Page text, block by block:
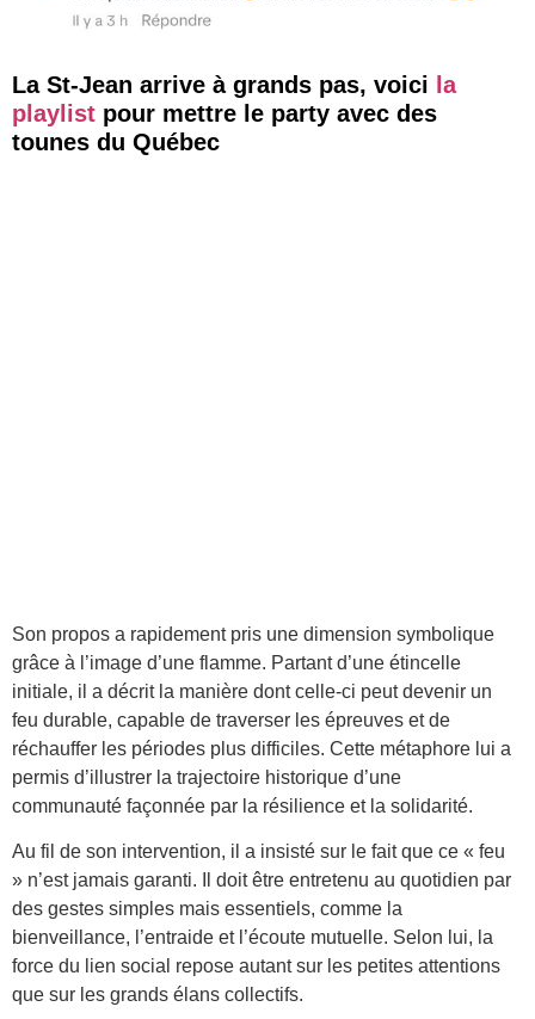
La St-Jean arrive à grands pas, voici la
playlist pour mettre le party avec des
tounes du Québec
Son propos a rapidement pris une dimension symbolique
grâce à l’image d’une flamme. Partant d’une étincelle
initiale, il a décrit la manière dont celle-ci peut devenir un
feu durable, capable de traverser les épreuves et de
réchauffer les périodes plus difficiles. Cette métaphore lui a
permis d’illustrer la trajectoire historique d’une
communauté façonnée par la résilience et la solidarité.
Au fil de son intervention, il a insisté sur le fait que ce « feu
» n’est jamais garanti. Il doit être entretenu au quotidien par
des gestes simples mais essentiels, comme la
bienveillance, l’entraide et l’écoute mutuelle. Selon lui, la
force du lien social repose autant sur les petites attentions
que sur les grands élans collectifs.